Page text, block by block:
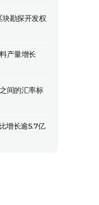
块勘探开发权
产量增长
间的汇率标
增长逾5.7亿